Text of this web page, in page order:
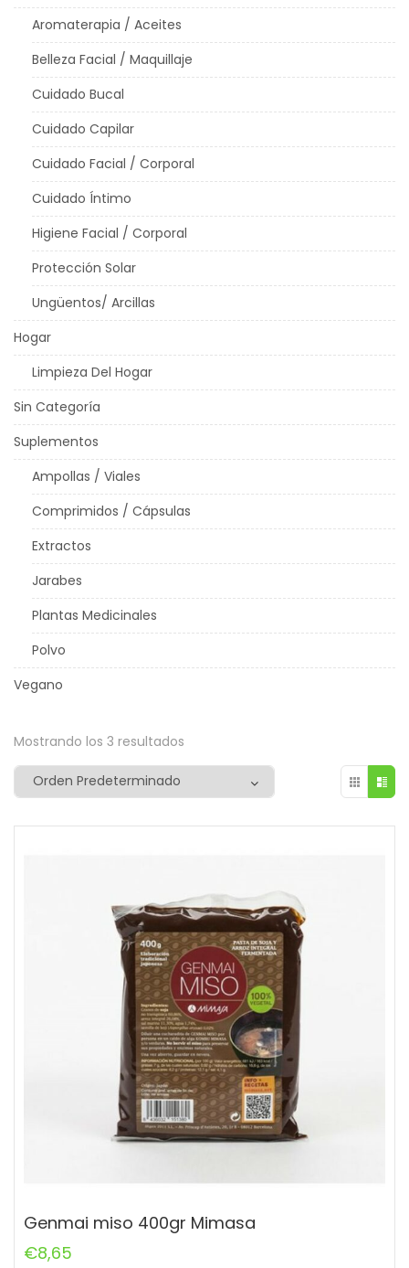
Aromaterapia / Aceites
Belleza Facial / Maquillaje
Cuidado Bucal
Cuidado Capilar
Cuidado Facial / Corporal
Cuidado Íntimo
Higiene Facial / Corporal
Protección Solar
Ungüentos/ Arcillas
Hogar
Limpieza Del Hogar
Sin Categoría
Suplementos
Ampollas / Viales
Comprimidos / Cápsulas
Extractos
Jarabes
Plantas Medicinales
Polvo
Vegano
Mostrando los 3 resultados
Genmai miso 400gr Mimasa
€8,65